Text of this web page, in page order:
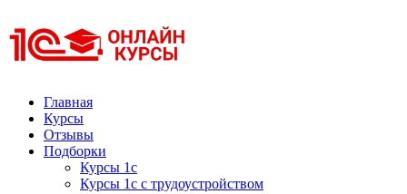
Курсы 1С
Курсы 1С официальная сертификация
Главная
Курсы
Отзывы
Подборки
Курсы 1с
Курсы 1с с трудоустройством